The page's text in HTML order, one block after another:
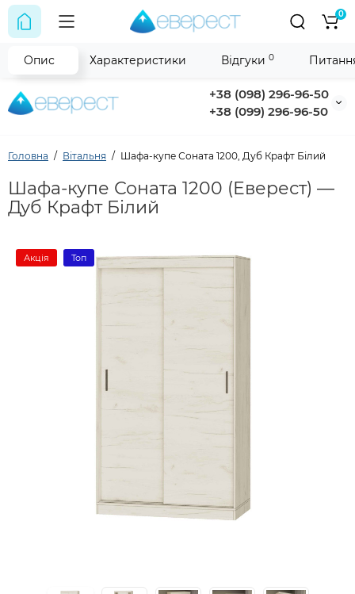
+38 (098) 296-96-50
+38 (099) 296-96-50
0
Головна Вітальня Шафа-купе Соната 1200, Дуб Крафт Білий
Шафа-купе Соната 1200 (Еверест) —
Дуб Крафт Білий
Акція Топ
Опис Характеристики Відгуки 0